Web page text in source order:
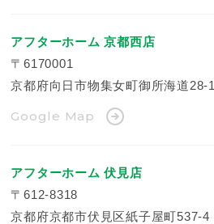
アフターホーム 京都西店
〒6170001
京都府向日市物集女町御所海道28-1
Google Map
アフターホーム 伏見店
〒612-8318
京都府京都市伏見区紙子屋町537-4